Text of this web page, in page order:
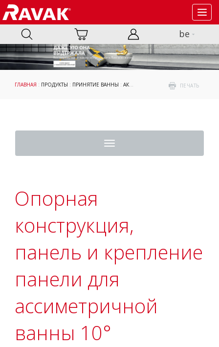
be
ПЕЧАТЬ
ГЛАВНАЯ : ПРОДУКТЫ : ПРИНЯТИЕ ВАННЫ : АКСЕССУАРЫ ОПОРНЫЕ
Toggle
navigation
Опорная
конструкция,
панель и крепление
панели для
ассиметричной
ванны 10°